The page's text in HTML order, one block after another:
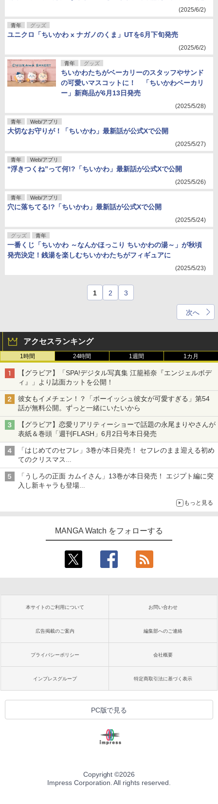
(2025/6/2)
青年 グッズ
ユニクロ「ちいかわ x ナガノのくま」UTを6月下旬発売
(2025/6/2)
青年 グッズ
ちいかわたちがベーカリーのスタッフやサンド
の可愛いマスコットに！ 「ちいかわベーカリ
ー」新商品が6月13日発売
(2025/5/28)
青年 Web/アプリ
大切なお守りが！「ちいかわ」最新話が公式Xで公開
(2025/5/27)
青年 Web/アプリ
“浮きつくね”って何!?「ちいかわ」最新話が公式Xで公開
(2025/5/26)
青年 Web/アプリ
穴に落ちてる!?「ちいかわ」最新話が公式Xで公開
(2025/5/24)
グッズ 青年
一番くじ「ちいかわ ～なんかほっこり ちいかわの湯～」が秋頃
発売決定！銭湯を楽しむちいかわたちがフィギュアに
(2025/5/23)
1 2 3
次へ
アクセスランキング
1時間 24時間 1週間 1カ月
【グラビア】「SPA!デジタル写真集 江籠裕奈『エンジェルボデ
ィ』」より誌面カットを公開！
彼女もイメチェン！？「ボーイッシュ彼女が可愛すぎる」第54
話が無料公開。ずっと一緒にいたいから
【グラビア】恋愛リアリティーショーで話題の永尾まりやさんが
表紙＆巻頭「週刊FLASH」6月2日号本日発売
「はじめてのセフレ」3巻が本日発売！ セフレのまま迎える初め
てのクリスマス
一生懸命デートプランを考えるも、想定外の出来事が……
「うしろの正面 カムイさん」13巻が本日発売！ エジプト編に突
入し新キャラも登場
もっと見る
MANGA Watch をフォローする
本サイトのご利用について お問い合わせ
広告掲載のご案内 編集部へのご連絡
プライバシーポリシー 会社概要
インプレスグループ 特定商取引法に基づく表示
PC版で見る
Copyright ©2026
Impress Corporation. All rights reserved.